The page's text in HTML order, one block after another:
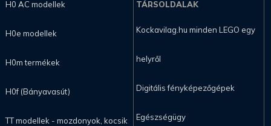
H0 AC modellek
H0e modellek
H0m termékek
H0f (Bányavasút)
TT modellek - mozdonyok, kocsik
TÁRSOLDALAK
Kockavilag.hu minden LEGO egy
helyről
Digitális fényképezőgépek
Egészségügy